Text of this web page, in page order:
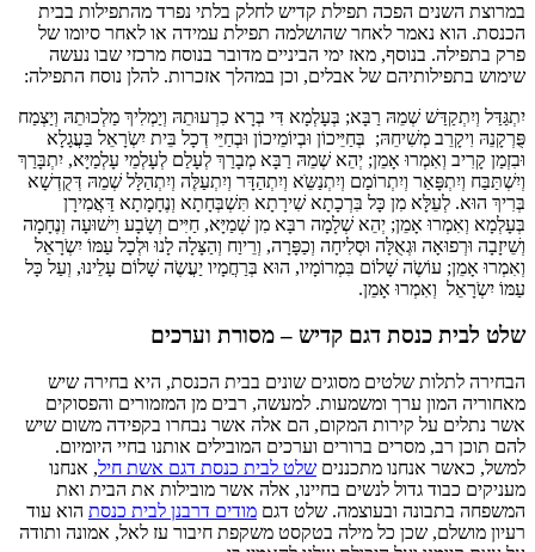
במרוצת השנים הפכה תפילת קדיש לחלק בלתי נפרד מהתפילות בבית
הכנסת. הוא נאמר לאחר שהושלמה תפילת עמידה או לאחר סיומו של
פרק בתפילה. בנוסף, מאז ימי הביניים מדובר בנוסח מרכזי שבו נעשה
שימוש בתפילותיהם של אבלים, וכן במהלך אזכרות. להלן נוסח התפילה:
יִתְגַּדַּל וְיִתְקַדַּשׁ שְׁמֵהּ רַבָּא; בְּעָלְמָא דִּי בְרָא כִרְעוּתֵהּ וְיַמְלִיךְ מַלְכוּתֵהּ וְיַצְמַח
פֻּרְקָנֵהּ וִיקָרֵב מְשִׁיחֵהּ; בְּחַיֵּיכוֹן וּבְיוֹמֵיכוֹן וּבְחַיֵּי דְכָל בֵּית יִשְֹרָאֵל בַּעֲגָלָא
וּבִזְמַן קָרִיב וְאִמְרוּ אָמֵן; יְהֵא שְׁמֵהּ רַבָּא מְבָרַךְ לְעָלַם לְעָלְמֵי עָלְמַיָּא, יִתְבָּרַךְ
וְיִשְׁתַּבַּח וְיִתְפָּאַר וְיִתְרוֹמַם וְיִתְנַשֵֹּא וְיִתְהַדָּר וְיִתְעַלֶּה וְיִתְהַלָּל שְׁמֵהּ דְּקֻדְשָׁא
בְּרִיךְ הוּא. לְעֵלָּא מִן כָּל בִּרְכָתָא שִׁירָתָא תִּשְׁבְּחָתָא וְנֶחָמָתָא דַּאֲמִירָן
בְּעָלְמָא וְאִמְרוּ אָמֵן; יְהֵא שְׁלָמָה רבָּא מִן שְׁמַיָּא, חַיִּים וְשָֹבָע וִישׁוּעָה וְנֶחָמָה
וְשֵׁיזָבָה וּרְפוּאָה וּגְאֻלָּה וּסְלִיחָה וְכַפָּרָה, וְרֵיוַח וְהַצָּלָה לָנוּ וּלְכָל עַמּוֹ יִשְֹרָאֵל
וְאִמְרוּ אָמֵן; עוֹשֶֹה שָׁלוֹם בִּמְרוֹמָיו, הוּא בְּרַחֲמָיו יַעֲשֶֹה שָׁלוֹם עָלֵינוּ, וְעַל כָּל
עַמּוֹ יִשְֹרָאֵל וְאִמְרוּ אָמֵן.
שלט לבית כנסת דגם קדיש – מסורת וערכים
הבחירה לתלות שלטים מסוגים שונים בבית הכנסת, היא בחירה שיש
מאחוריה המון ערך ומשמעות. למעשה, רבים מן המזמורים והפסוקים
אשר נתלים על קירות המקום, הם אלה אשר נבחרו בקפידה משום שיש
להם תוכן רב, מסרים ברורים וערכים המובילים אותנו בחיי היומיום.
למשל, כאשר אנחנו מתכננים שלט לבית כנסת דגם אשת חיל, אנחנו
מעניקים כבוד גדול לנשים בחיינו, אלה אשר מובילות את הבית ואת
המשפחה בתבונה ובעוצמה. שלט דגם מודים דרבנן לבית כנסת הוא עוד
רעיון מושלם, שכן כל מילה בטקסט משקפת חיבור עז לאל, אמונה ותודה